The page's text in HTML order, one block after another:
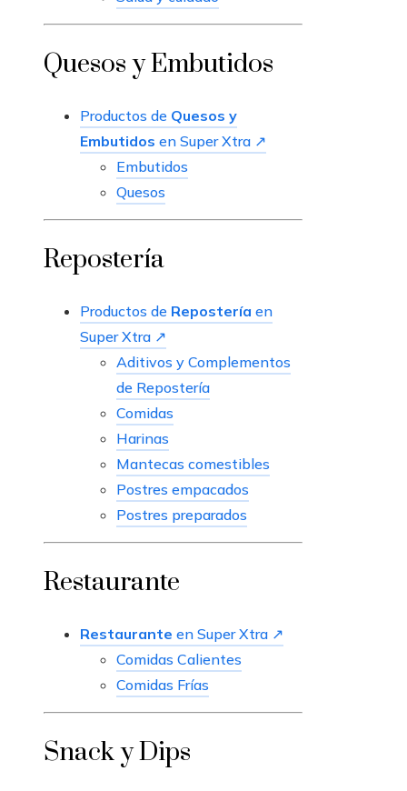
Quesos y Embutidos
Productos de Quesos y
Embutidos en Super Xtra ↗
Embutidos
Quesos
Repostería
Productos de Repostería en
Super Xtra ↗
Aditivos y Complementos
de Repostería
Comidas
Harinas
Mantecas comestibles
Postres empacados
Postres preparados
Restaurante
Restaurante en Super Xtra ↗
Comidas Calientes
Comidas Frías
Snack y Dips